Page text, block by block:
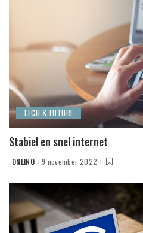
TECH & FUTURE
Stabiel en snel internet
POSTED
ONLINO 9 november 2022